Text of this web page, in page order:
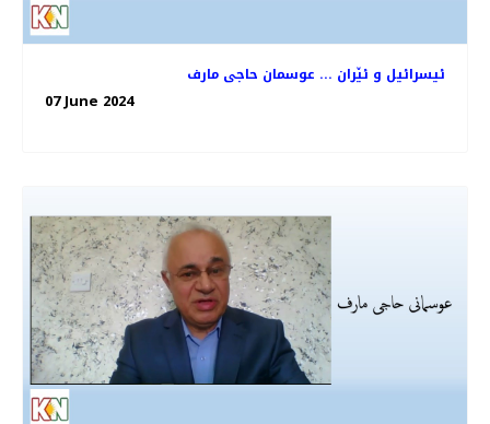
ئیسرائیل و ئێران ... عوسمان حاجی مارف
07 June 2024